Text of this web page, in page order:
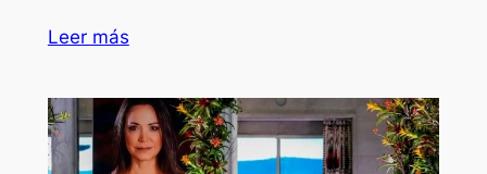
Leer más